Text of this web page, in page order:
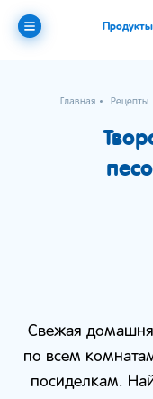
Продукты
Главная Рецепты
Свежая
по всем
посиделкам.